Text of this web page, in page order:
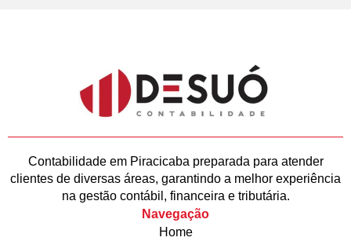
Contabilidade em Piracicaba preparada para atender
clientes de diversas áreas, garantindo a melhor experiência
na gestão contábil, financeira e tributária.
Navegação
Home